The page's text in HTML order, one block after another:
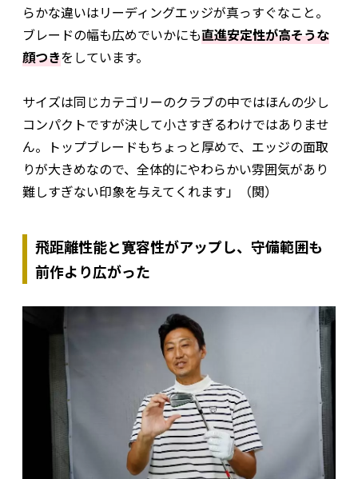
らかな違いはリーディングエッジが真っすぐなこと。
ブレードの幅も広めでいかにも直進安定性が高そうな
顔つきをしています。
サイズは同じカテゴリーのクラブの中ではほんの少し
コンパクトですが決して小さすぎるわけではありませ
ん。トップブレードもちょっと厚めで、エッジの面取
りが大きめなので、全体的にやわらかい雰囲気があり
難しすぎない印象を与えてくれます」（関）
飛距離性能と寛容性がアップし、守備範囲も
前作より広がった